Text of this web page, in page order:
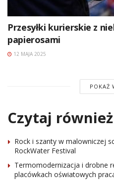
Przesyłki kurierskie z
papierosami
12 MAJA 2025
POKAŻ
Czytaj również
Rock i szanty w malowniczej
RockWater Festival
Termomodernizacja i drobne
placówkach oświatowych